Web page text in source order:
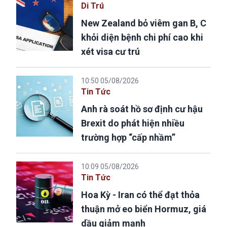
Di Trú
New Zealand bỏ viêm gan B, C
khỏi diện bệnh chi phí cao khi
xét visa cư trú
10:50 05/08/2026
Tin Tức
Anh rà soát hồ sơ định cư hậu
Brexit do phát hiện nhiều
trường hợp “cấp nhầm”
10:09 05/08/2026
Tin Tức
Hoa Kỳ - Iran có thể đạt thỏa
thuận mở eo biển Hormuz, giá
dầu giảm mạnh